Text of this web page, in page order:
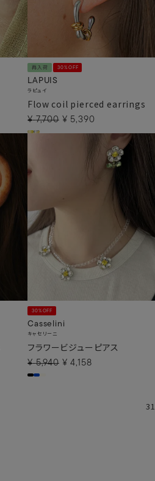
再入荷 30%OFF
LAPUIS
ラピュイ
Flow coil pierced earrings
¥ 7,700 ¥ 5,390
30%OFF
Casselini
キャセリーニ
フラワービジューピアス
¥ 5,940 ¥ 4,158
31